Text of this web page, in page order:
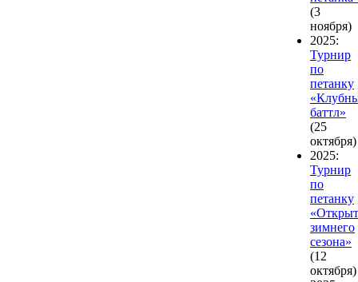
(3
ноября)
2025:
Турнир
по
петанку
баттл»
(25
октября)
2025:
Турнир
по
петанку
зимнего
сезона»
(12
октября)